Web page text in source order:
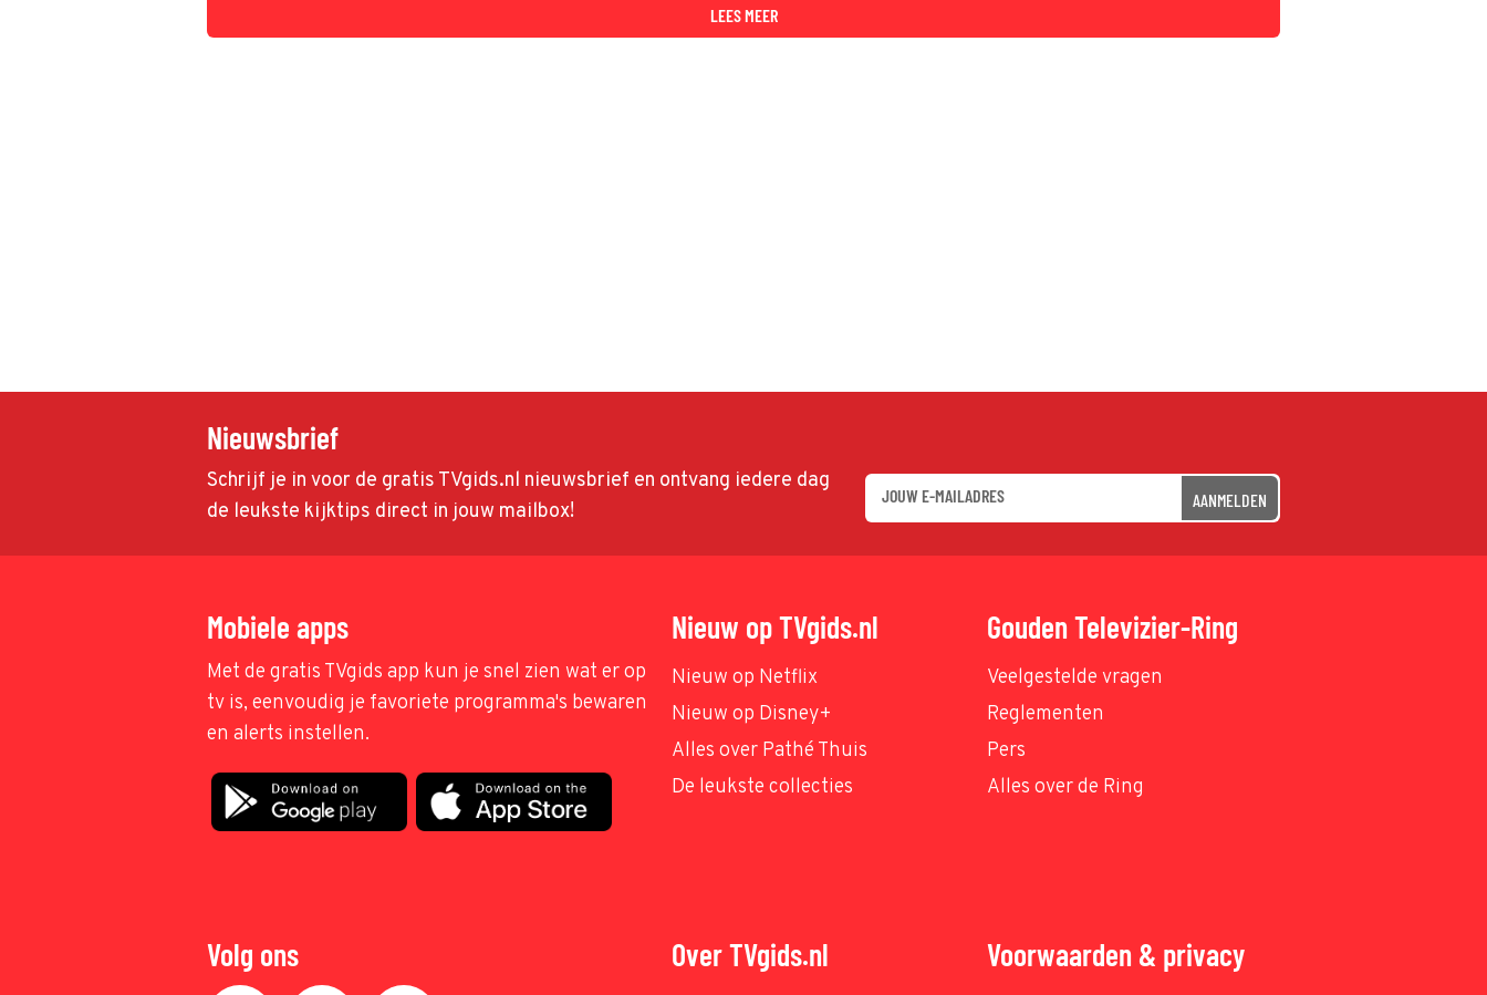
LEES MEER
Nieuwsbrief
Schrijf je in voor de gratis TVgids.nl nieuwsbrief en ontvang iedere dag
de leukste kijktips direct in jouw mailbox!
AANMELDEN
Mobiele apps
Met de gratis TVgids app kun je snel zien wat er op
tv is, eenvoudig je favoriete programma's bewaren
en alerts instellen.
Nieuw op TVgids.nl
Nieuw op Netflix
Nieuw op Disney+
Alles over Pathé Thuis
De leukste collecties
Gouden Televizier-Ring
Veelgestelde vragen
Reglementen
Pers
Alles over de Ring
Volg ons Over TVgids.nl Voorwaarden & privacy